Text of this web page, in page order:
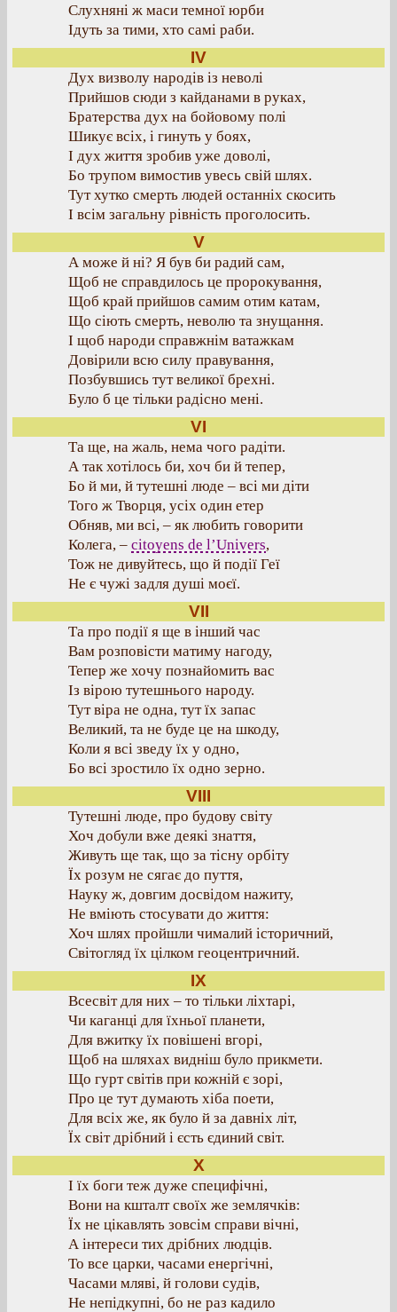
Слухняні ж маси темної юрби
Ідуть за тими, хто самі раби.
IV
Дух визволу народів із неволі
Прийшов сюди з кайданами в руках,
Братерства дух на бойовому полі
Шикує всіх, і гинуть у боях,
І дух життя зробив уже доволі,
Бо трупом вимостив увесь свій шлях.
Тут хутко смерть людей останніх скосить
І всім загальну рівність проголосить.
V
А може й ні? Я був би радий сам,
Щоб не справдилось це пророкування,
Щоб край прийшов самим отим катам,
Що сіють смерть, неволю та знущання.
І щоб народи справжнім ватажкам
Довірили всю силу правування,
Позбувшись тут великої брехні.
Було б це тільки радісно мені.
VI
Та ще, на жаль, нема чого радіти.
А так хотілось би, хоч би й тепер,
Бо й ми, й тутешні люде – всі ми діти
Того ж Творця, усіх один етер
Обняв, ми всі, – як любить говорити
Колега, – citoyens de l’Univers,
Тож не дивуйтесь, що й події Геї
Не є чужі задля душі моєї.
VII
Та про події я ще в інший час
Вам розповісти матиму нагоду,
Тепер же хочу познайомить вас
Із вірою тутешнього народу.
Тут віра не одна, тут їх запас
Великий, та не буде це на шкоду,
Коли я всі зведу їх у одно,
Бо всі зростило їх одно зерно.
VIII
Тутешні люде, про будову світу
Хоч добули вже деякі знаття,
Живуть ще так, що за тісну орбіту
Їх розум не сягає до пуття,
Науку ж, довгим досвідом нажиту,
Не вміють стосувати до життя:
Хоч шлях пройшли чималий історичний,
Світогляд їх цілком геоцентричний.
IX
Всесвіт для них – то тільки ліхтарі,
Чи каганці для їхньої планети,
Для вжитку їх повішені вгорі,
Щоб на шляхах видніш було прикмети.
Що гурт світів при кожній є зорі,
Про це тут думають хіба поети,
Для всіх же, як було й за давніх літ,
Їх світ дрібний і єсть єдиний світ.
X
І їх боги теж дуже специфічні,
Вони на кшталт своїх же землячків:
Їх не цікавлять зовсім справи вічні,
А інтереси тих дрібних людців.
То все царки, часами енергічні,
Часами мляві, й голови судів,
Не непідкупні, бо не раз кадило